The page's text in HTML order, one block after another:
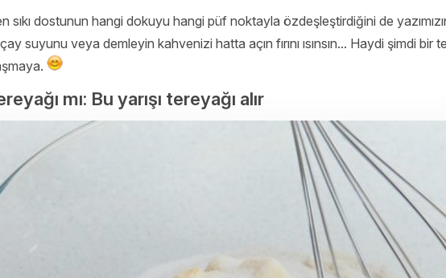
sıkı dostunun hangi dokuyu hangi püf noktayla özdeşleştirdiğini de
suyunu veya demleyin kahvenizi hatta açın fırını ısınsın... Haydi şimdi
mı: Bu yarışı tereyağı alır